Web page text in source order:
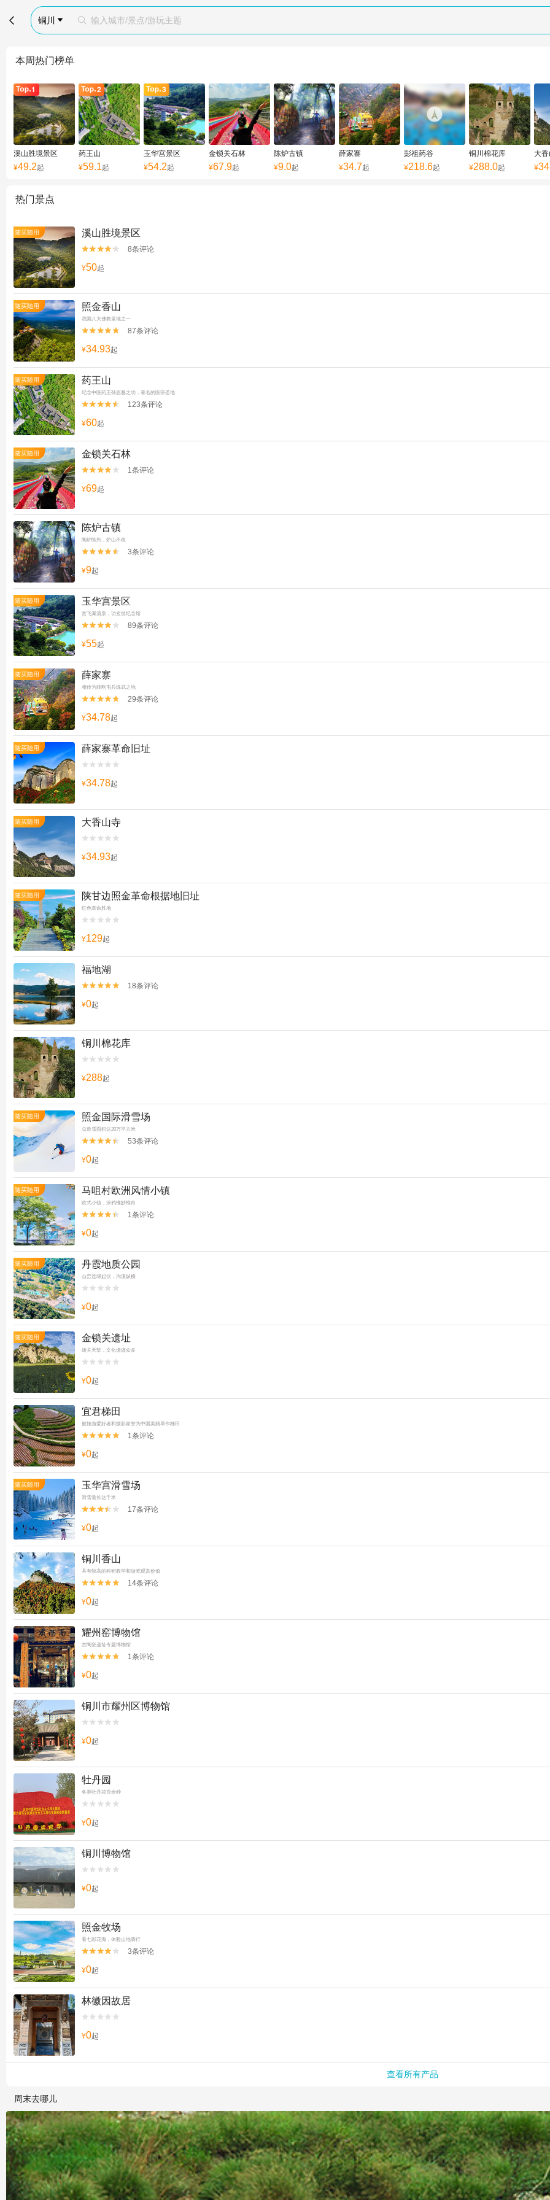
 铜川   输入城市/景点/游玩主题
本周热门榜单
溪山胜境景区
¥49.2起
药王山
¥59.1起
玉华宫景区
¥54.2起
金锁关石林
¥67.9起
陈炉古镇
¥9.0起
薛家寨
¥34.7起
彭祖药谷
¥218.6起
铜川棉花库
¥288.0起
大
¥
热门景点
随买随用 溪山胜境景区

 8条评论
¥50起
随买随用 照金香山
我国八大佛教圣地之一

 87条评论
¥34.93起
随买随用 药王山
纪念中医药王孙思邈之功，著名的医宗圣地

 123条评论
¥60起
随买随用 金锁关石林

 1条评论
¥69起
陈炉古镇
陶炉陈列，炉山不夜

 3条评论
¥9起
随买随用 玉华宫景区
赏飞瀑清泉，访玄奘纪念馆

 89条评论
¥55起
随买随用 薛家寨
相传为薛刚屯兵练武之地

 29条评论
¥34.78起
随买随用 薛家寨革命旧址


¥34.78起
随买随用 大香山寺


¥34.93起
随买随用 陕甘边照金革命根据地旧址
红色革命胜地


¥129起
福地湖

 18条评论
¥0起
铜川棉花库


¥288起
随买随用 照金国际滑雪场
总造雪面积达20万平方米

 53条评论
¥0起
随买随用 马咀村欧洲风情小镇
欧式小镇，涂鸦惟妙惟肖

 1条评论
¥0起
随买随用 丹霞地质公园
山峦连绵起伏，沟溪纵横


¥0起
随买随用 金锁关遗址
雄关天堑，文化遗迹众多


¥0起
宜君梯田
被旅游爱好者和摄影家誉为中国美丽旱作梯田

 1条评论
¥0起
随买随用 玉华宫滑雪场
滑雪道长达千米

 17条评论
¥0起
铜川香山
具有较高的科研教学和游览观赏价值

 14条评论
¥0起
耀州窑博物馆
古陶瓷遗址专题博物馆

 1条评论
¥0起
铜川市耀州区博物馆


¥0起
牡丹园
各类牡丹花百余种


¥0起
铜川博物馆


¥0起
照金牧场
看七彩花海，体验山地骑行

 3条评论
¥0起
林徽因故居


¥0起
查看所有产品
周末去哪儿